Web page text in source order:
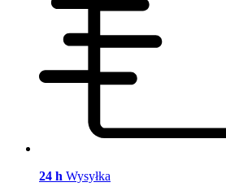
24 h Wysyłka